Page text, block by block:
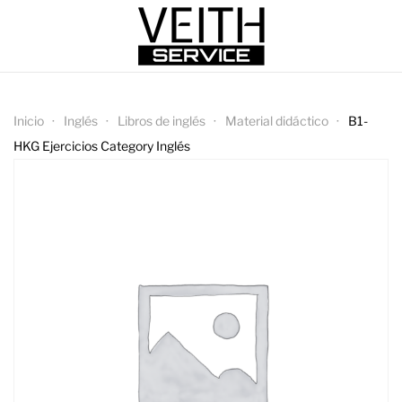
Inicio Inglés Libros de inglés Material didáctico
B1-
HKG Ejercicios Category Inglés